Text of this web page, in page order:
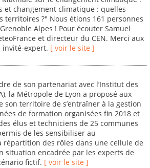
et changement climatique : quelles
territoires ?" Nous étions 161 personnes
Alpes ! Pour écouter Samuel
et directeur du CEN. Merci aux
expert. [ voir le site ]
de son partenariat avec l’Institut des
la Métropole de Lyon a proposé aux
son territoire de s’entraîner à la gestion
de formation organisées fin 2018 et
élus et techniciens de 25 communes
de les sensibiliser au
répartition des rôles dans une cellule de
situation encadrée par les experts de
fictif. [ voir le site ]